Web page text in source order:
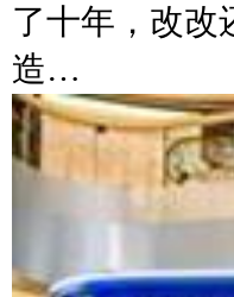
了十年，改改
造…